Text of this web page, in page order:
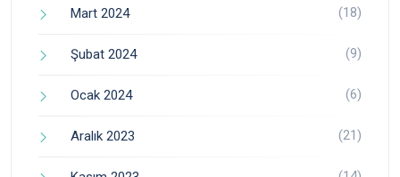
Mart 2024 (18)
Şubat 2024 (9)
Ocak 2024 (6)
Aralık 2023 (21)